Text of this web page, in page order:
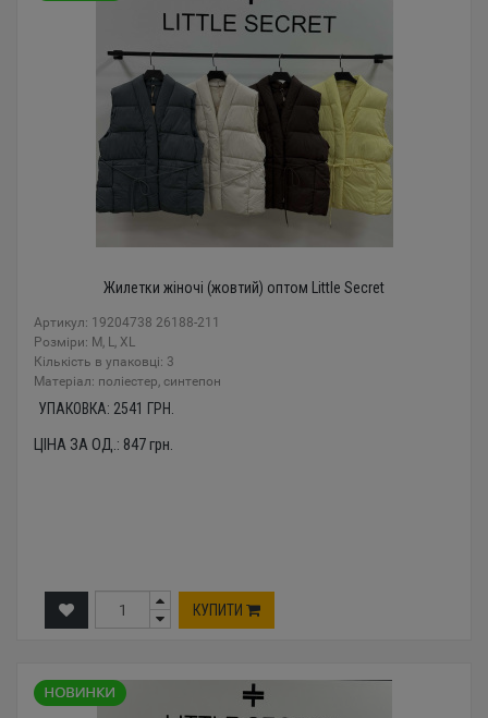
Жилетки жіночі (жовтий) оптом Little Secret
Артикул: 19204738 26188-211
Розміри: M, L, XL
Кількість в упаковці: 3
Mатеріал: поліестер, синтепон
УПАКОВКА: 2541 ГРН.
ЦІНА ЗА ОД.: 847грн.
КУПИТИ